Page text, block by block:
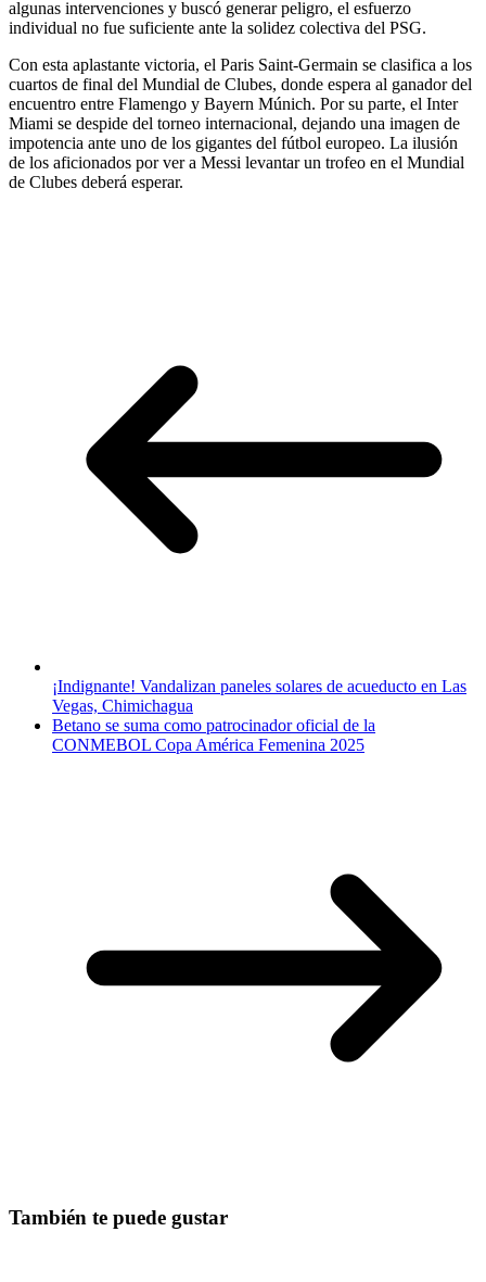
algunas intervenciones y buscó generar peligro, el esfuerzo
individual no fue suficiente ante la solidez colectiva del PSG.
Con esta aplastante victoria, el Paris Saint-Germain se clasifica a los
cuartos de final del Mundial de Clubes, donde espera al ganador del
encuentro entre Flamengo y Bayern Múnich. Por su parte, el Inter
Miami se despide del torneo internacional, dejando una imagen de
impotencia ante uno de los gigantes del fútbol europeo. La ilusión
de los aficionados por ver a Messi levantar un trofeo en el Mundial
de Clubes deberá esperar.
¡Indignante! Vandalizan paneles solares de acueducto en Las
Vegas, Chimichagua
Betano se suma como patrocinador oficial de la
CONMEBOL Copa América Femenina 2025
También te puede gustar